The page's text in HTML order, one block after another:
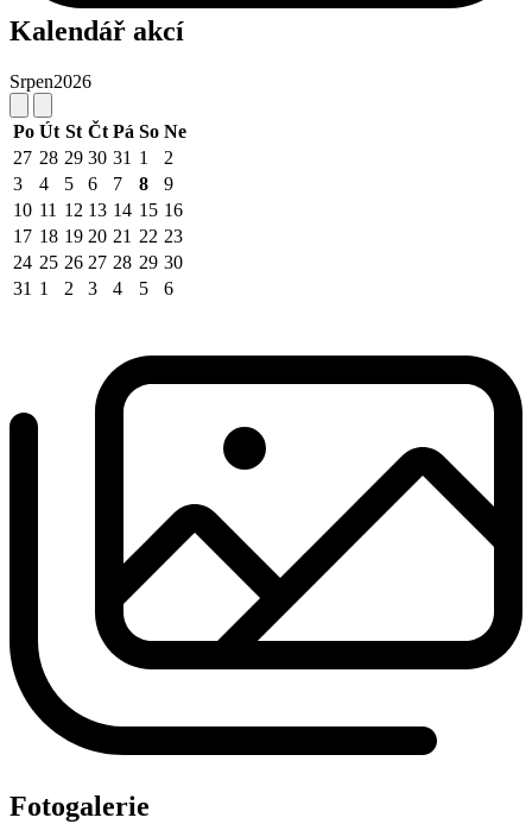
Kalendář akcí
Srpen2026
Po Út St Čt Pá So Ne
27 28 29 30 31 1
2
3
4 5 6 7 8
9
10 11 12 13 14 15 16
17 18 19 20 21 22 23
24 25 26 27 28 29 30
31 1 2 3 4 5 6
Fotogalerie